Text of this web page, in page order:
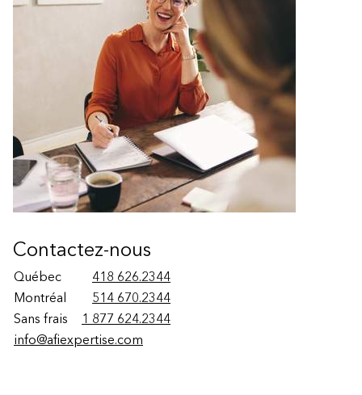
Contactez-nous
Québec
418 626.2344
Montréal
514 670.2344
Sans frais
1 877 624.2344
info@afiexpertise.com